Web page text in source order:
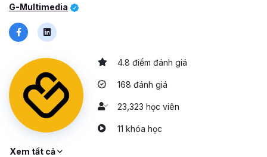
G-Multimedia
4.8 điểm đánh giá
168 đánh giá
23,323 học viên
11 khóa học
Xem tất cả